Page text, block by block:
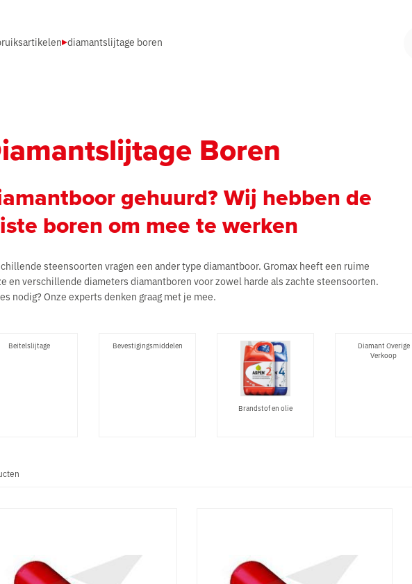
diamantslijtage boren
Boren
gehuurd? Wij hebben de
boren om mee te werken
steensoorten vragen een ander type diamantboor. Gromax heeft een ruime
en verschillende diameters diamantboren voor zowel harde als zachte steensoorten.
nodig? Onze experts denken graag met je mee.
Beitelslijtage Bevestigingsmiddelen
Brandstof en olie
Diamant Overige
Verkoop